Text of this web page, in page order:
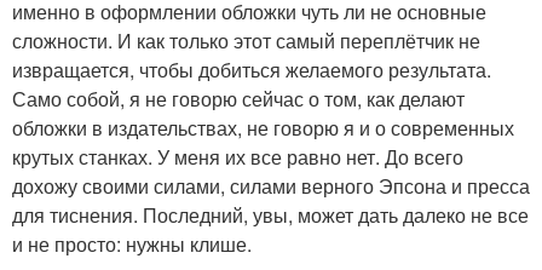
именно в оформлении обложки чуть ли не основные
сложности. И как только этот самый переплётчик не
извращается, чтобы добиться желаемого результата.
Само собой, я не говорю сейчас о том, как делают
обложки в издательствах, не говорю я и о современных
крутых станках. У меня их все равно нет. До всего
дохожу своими силами, силами верного Эпсона и пресса
для тиснения. Последний, увы, может дать далеко не все
и не просто: нужны клише.